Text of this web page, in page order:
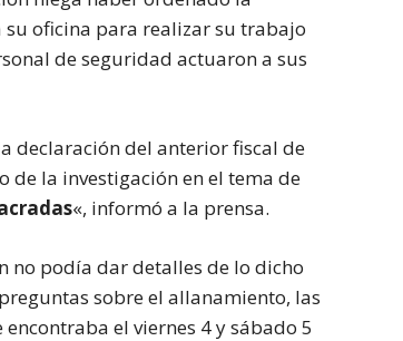
oficina para realizar su trabajo
de seguridad actuaron a sus
declaración del anterior fiscal de
de la investigación en el tema de
«, informó a la prensa.
no podía dar detalles de lo dicho
sobre el allanamiento, las
el viernes 4 y sábado 5